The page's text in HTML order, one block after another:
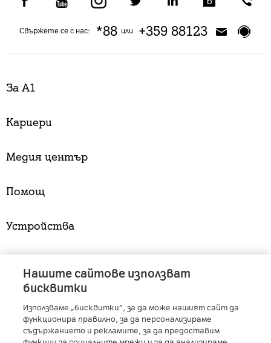
Свържете се с нас: *88или +359 88123
За А1
Кариери
Медия център
Помощ
Устройства
A1 Austria - A1 Croatia - A1 Serbia - A1 Belarus
A1 Bulgaria
- A1 Macedonia - A1 Slovenia
Нашите сайтове използват
бисквитки
Използваме „бисквитки“, за да може нашият сайт да
функционира правилно, за да персонализираме
съдържанието и рекламите, за да предоставим